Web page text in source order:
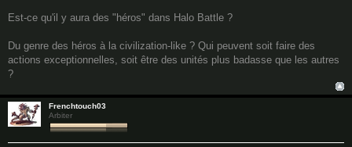
Est-ce qu'il y aura des "héros" dans Halo Battle ?
Du genre des héros à la civilization-like ? Qui peuvent soit faire des
actions exceptionnelles, soit être des unités plus badasse que les autres
?
Frenchtouch03
Arbiter